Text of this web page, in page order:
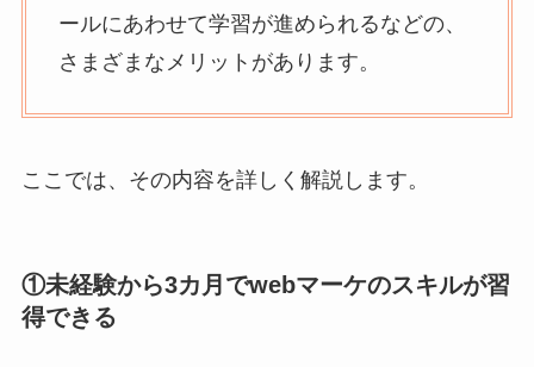
ールにあわせて学習が進められるなどの、
さまざまなメリットがあります。
ここでは、その内容を詳しく解説します。
①未経験から3カ月でwebマーケのスキルが習
得できる